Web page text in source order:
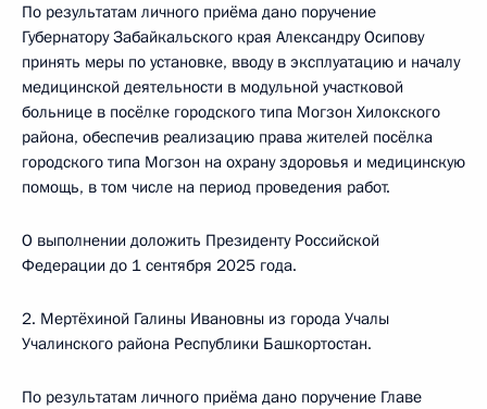
По результатам личного приёма дано поручение
Губернатору Забайкальского края Александру Осипову
принять меры по установке, вводу в эксплуатацию и началу
медицинской деятельности в модульной участковой
больнице в посёлке городского типа Могзон Хилокского
района, обеспечив реализацию права жителей посёлка
городского типа Могзон на охрану здоровья и медицинскую
помощь, в том числе на период проведения работ.
О выполнении доложить Президенту Российской
Федерации до 1 сентября 2025 года.
2. Мертёхиной Галины Ивановны из города Учалы
Учалинского района Республики Башкортостан.
По результатам личного приёма дано поручение Главе